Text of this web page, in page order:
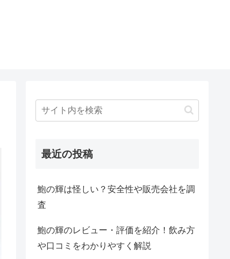
最近の投稿
鮑の輝は怪しい？安全性や販売会社を調
査
鮑の輝のレビュー・評価を紹介！飲み方
や口コミをわかりやすく解説